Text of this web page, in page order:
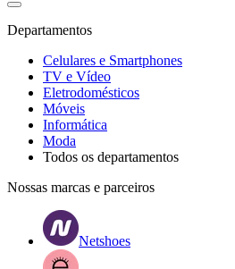
Departamentos
Celulares e Smartphones
TV e Vídeo
Eletrodomésticos
Móveis
Informática
Moda
Todos os departamentos
Nossas marcas e parceiros
Netshoes